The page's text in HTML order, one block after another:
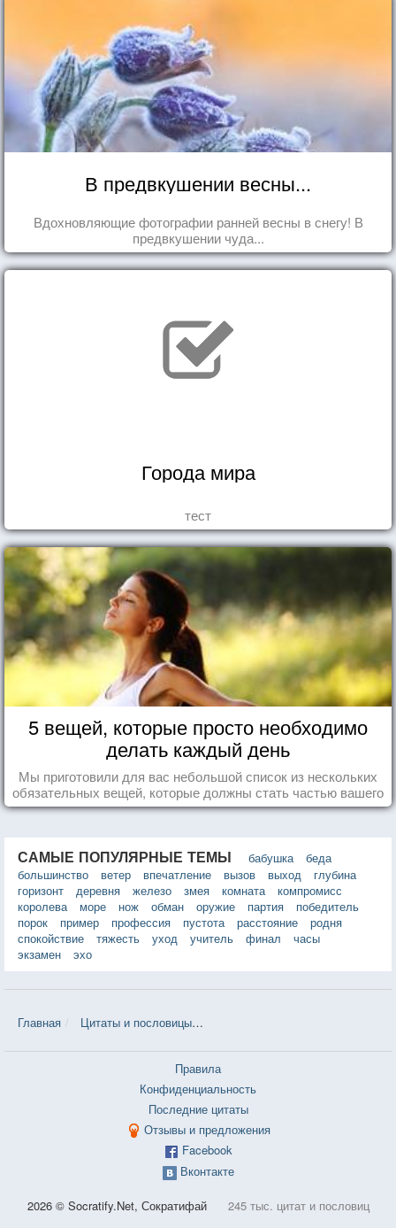
В предвкушении весны...
Вдохновляющие фотографии ранней весны в снегу! В
предвкушении чуда...
Города мира
тест
5 вещей, которые просто необходимо
делать каждый день
Мы приготовили для вас небольшой список из нескольких
обязательных вещей, которые должны стать частью вашего
дня.
САМЫЕ ПОПУЛЯРНЫЕ ТЕМЫ бабушка
беда
большинство
ветер впечатление вызов выход
глубина
горизонт
деревня железо змея комната
компромисс
королева
море нож обман оружие партия
победитель
порок
пример профессия пустота расстояние
родня
спокойствие
тяжесть уход учитель финал
часы
экзамен
эхо
Главная Цитаты и пословицы
Правила
Конфиденциальность
Последние цитаты
Отзывы и предложения
Facebook
Вконтакте
2026 © Socratify.Net, Сократифай 245 тыс. цитат и пословиц